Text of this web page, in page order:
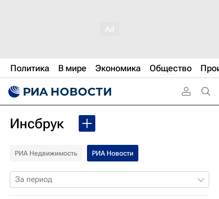
Политика В мире Экономика Общество
Инсбрук
РИА Недвижимость РИА Новости
За период